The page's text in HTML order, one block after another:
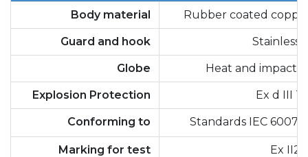
Body material Rubber coated
Guard and hook Stainless
Globe Heat and impact
Explosion Protection Ex d III
Conforming to Standards IEC
Marking for test Ex